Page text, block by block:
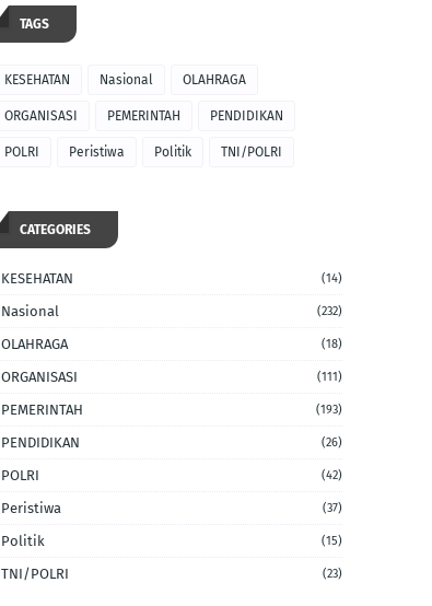
TAGS
KESEHATAN Nasional OLAHRAGA
ORGANISASI PEMERINTAH PENDIDIKAN
POLRI Peristiwa Politik TNI/POLRI
CATEGORIES
KESEHATAN (14)
Nasional (232)
OLAHRAGA (18)
ORGANISASI (111)
PEMERINTAH (193)
PENDIDIKAN (26)
POLRI (42)
Peristiwa (37)
Politik (15)
TNI/POLRI (23)